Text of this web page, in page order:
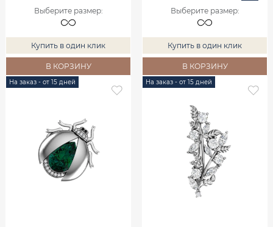
Выберите размер:
Купить в один клик
В КОРЗИНУ
Выберите размер:
Купить в один клик
В КОРЗИНУ
На заказ - от 15 дней На заказ - от 15 дней